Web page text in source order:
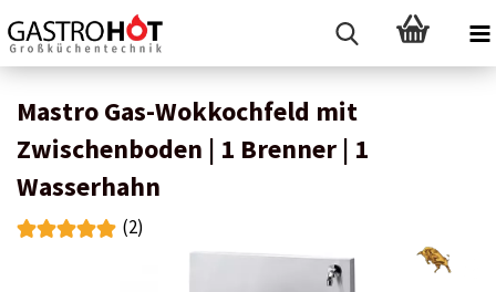
Mastro Gas-Wokkochfeld mit
Zwischenboden | 1 Brenner | 1
Wasserhahn
(2)